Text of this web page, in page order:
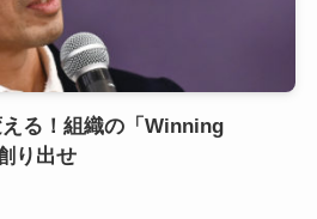
る！組織の「Winning
り出せ